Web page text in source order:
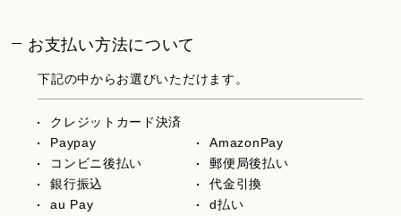
お支払い方法について
下記の中からお選びいただけます。
クレジットカード決済
Paypay
AmazonPay
コンビニ後払い
郵便局後払い
銀行振込
代金引換
au Pay
d払い